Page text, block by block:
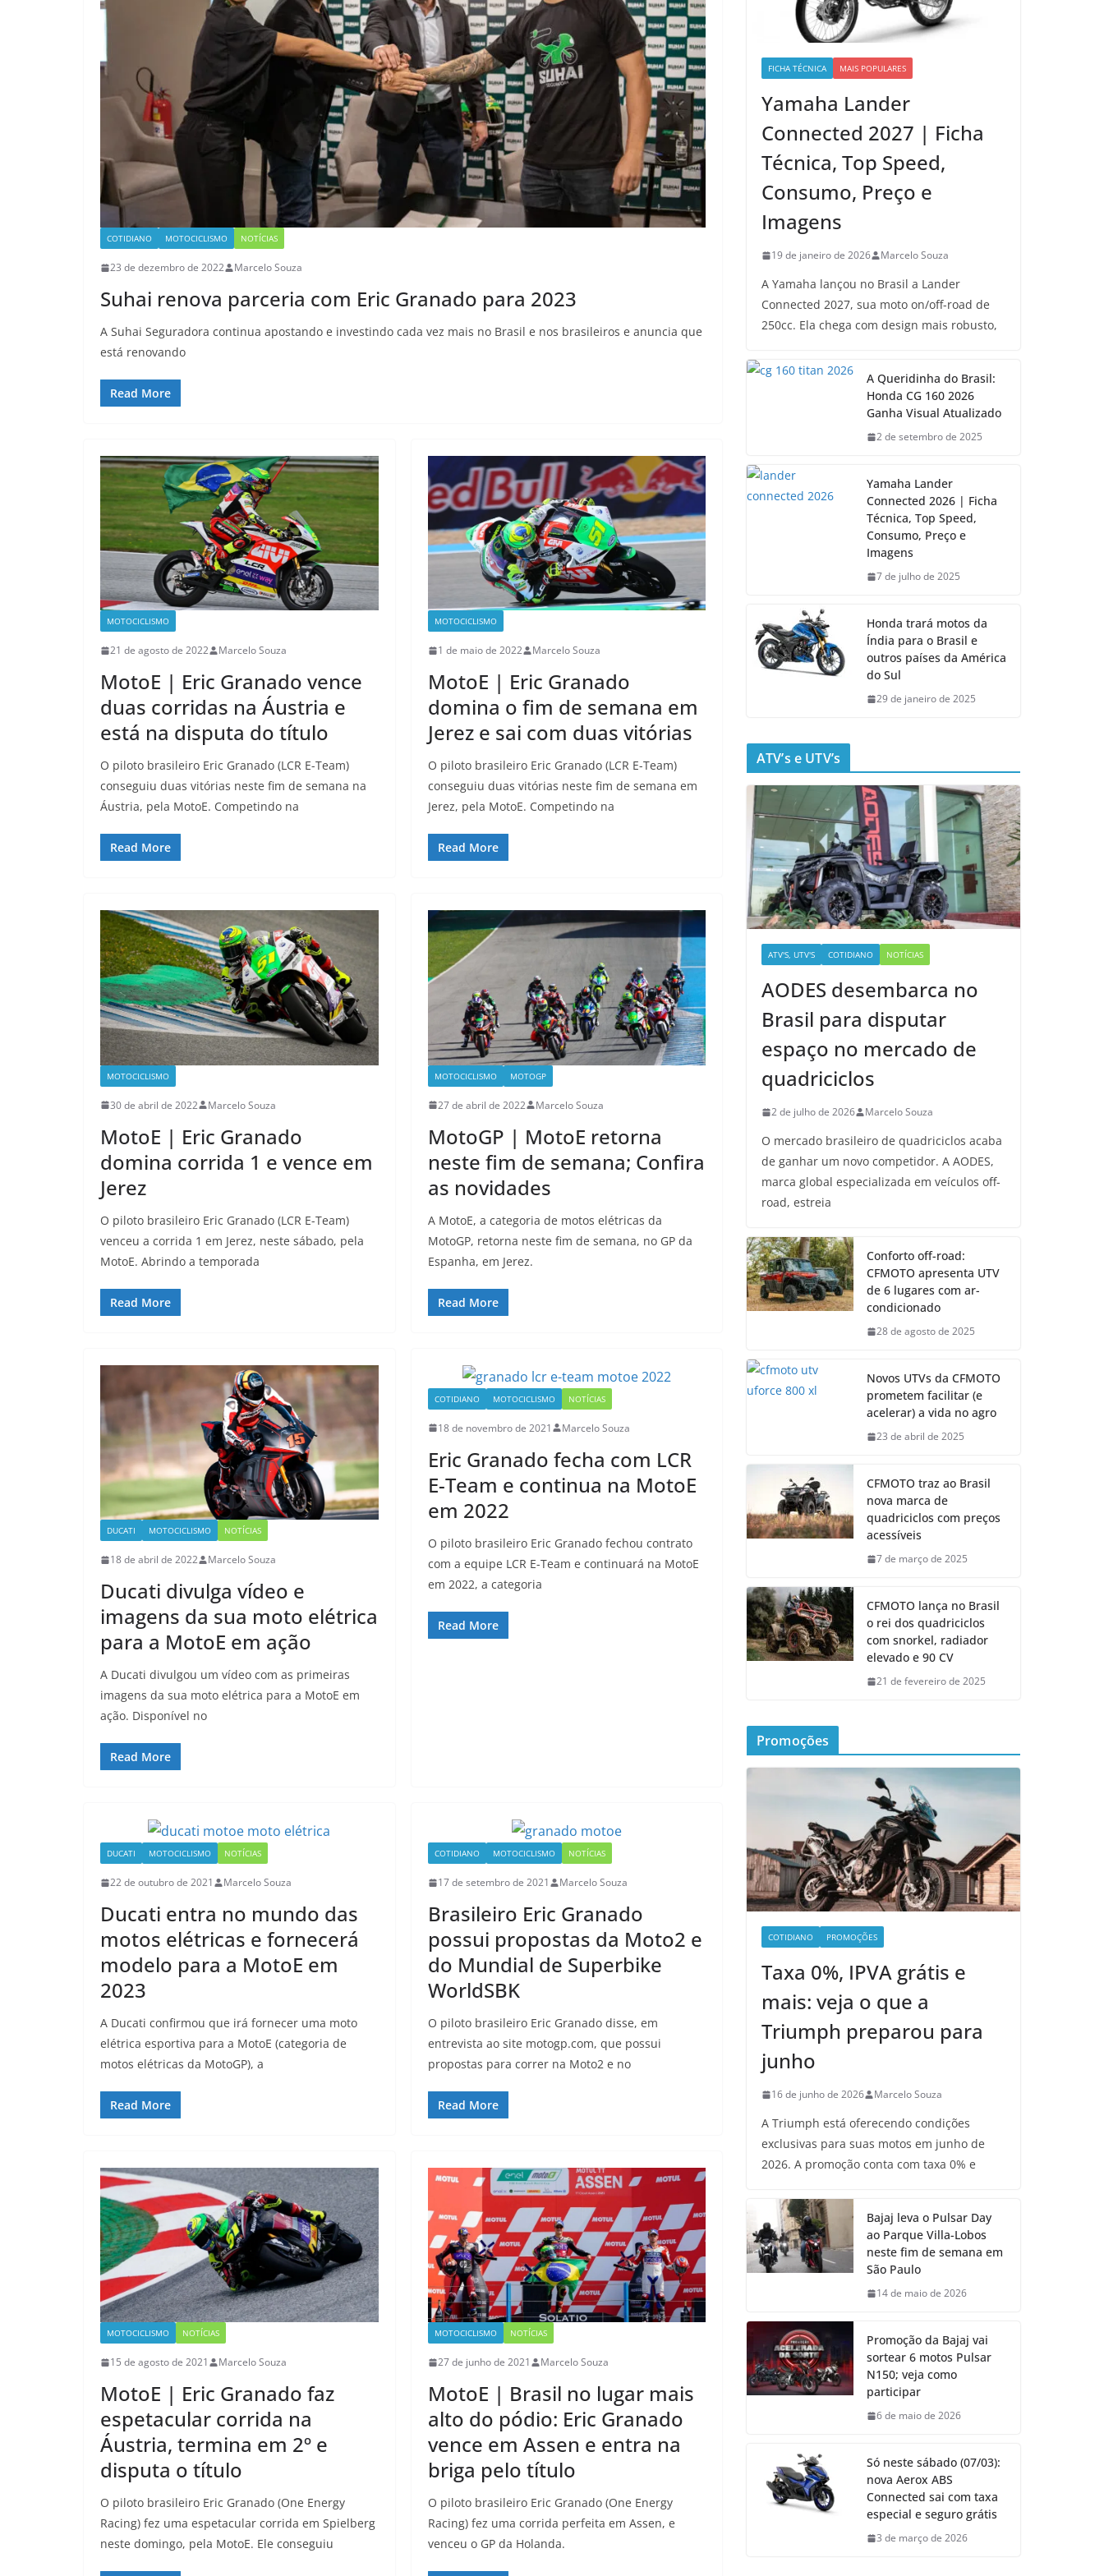
COTIDIANO MOTOCICLISMO NOTÍCIAS
23 de dezembro de 2022 Marcelo Souza
Suhai renova parceria com Eric Granado para 2023
A Suhai Seguradora continua apostando e investindo cada vez mais no Brasil e nos brasileiros e anuncia que
está renovando
Read More
MOTOCICLISMO
21 de agosto de 2022 Marcelo Souza
MotoE | Eric Granado vence
duas corridas na Áustria e
está na disputa do título
O piloto brasileiro Eric Granado (LCR E-Team)
conseguiu duas vitórias neste fim de semana na
Áustria, pela MotoE. Competindo na
Read More
MOTOCICLISMO
1 de maio de 2022 Marcelo Souza
MotoE | Eric Granado
domina o fim de semana em
Jerez e sai com duas vitórias
O piloto brasileiro Eric Granado (LCR E-Team)
conseguiu duas vitórias neste fim de semana em
Jerez, pela MotoE. Competindo na
Read More
MOTOCICLISMO
30 de abril de 2022 Marcelo Souza
MotoE | Eric Granado
domina corrida 1 e vence em
Jerez
O piloto brasileiro Eric Granado (LCR E-Team)
venceu a corrida 1 em Jerez, neste sábado, pela
MotoE. Abrindo a temporada
Read More
MOTOCICLISMO MOTOGP
27 de abril de 2022 Marcelo Souza
MotoGP | MotoE retorna
neste fim de semana; Confira
as novidades
A MotoE, a categoria de motos elétricas da
MotoGP, retorna neste fim de semana, no GP da
Espanha, em Jerez.
Read More
DUCATI MOTOCICLISMO NOTÍCIAS
18 de abril de 2022 Marcelo Souza
Ducati divulga vídeo e
imagens da sua moto elétrica
para a MotoE em ação
A Ducati divulgou um vídeo com as primeiras
imagens da sua moto elétrica para a MotoE em
ação. Disponível no
Read More
COTIDIANO MOTOCICLISMO NOTÍCIAS
18 de novembro de 2021 Marcelo Souza
Eric Granado fecha com LCR
E-Team e continua na MotoE
em 2022
O piloto brasileiro Eric Granado fechou contrato
com a equipe LCR E-Team e continuará na MotoE
em 2022, a categoria
Read More
DUCATI MOTOCICLISMO NOTÍCIAS
22 de outubro de 2021 Marcelo Souza
Ducati entra no mundo das
motos elétricas e fornecerá
modelo para a MotoE em
2023
A Ducati confirmou que irá fornecer uma moto
elétrica esportiva para a MotoE (categoria de
motos elétricas da MotoGP), a
Read More
COTIDIANO MOTOCICLISMO NOTÍCIAS
17 de setembro de 2021 Marcelo Souza
Brasileiro Eric Granado
possui propostas da Moto2 e
do Mundial de Superbike
WorldSBK
O piloto brasileiro Eric Granado disse, em
entrevista ao site motogp.com, que possui
propostas para correr na Moto2 e no
Read More
MOTOCICLISMO NOTÍCIAS
15 de agosto de 2021 Marcelo Souza
MotoE | Eric Granado faz
espetacular corrida na
Áustria, termina em 2º e
disputa o título
O piloto brasileiro Eric Granado (One Energy
Racing) fez uma espetacular corrida em Spielberg
neste domingo, pela MotoE. Ele conseguiu
MOTOCICLISMO NOTÍCIAS
27 de junho de 2021 Marcelo Souza
MotoE | Brasil no lugar mais
alto do pódio: Eric Granado
vence em Assen e entra na
briga pelo título
O piloto brasileiro Eric Granado (One Energy
Racing) fez uma corrida perfeita em Assen, e
venceu o GP da Holanda.
FICHA TÉCNICA MAIS POPULARES
Yamaha Lander
Connected 2027 | Ficha
Técnica, Top Speed,
Consumo, Preço e
Imagens
19 de janeiro de 2026 Marcelo Souza
A Yamaha lançou no Brasil a Lander
Connected 2027, sua moto on/off-road de
250cc. Ela chega com design mais robusto,
A Queridinha do Brasil:
Honda CG 160 2026
Ganha Visual Atualizado
2 de setembro de 2025
Yamaha Lander
Connected 2026 | Ficha
Técnica, Top Speed,
Consumo, Preço e
Imagens
7 de julho de 2025
Honda trará motos da
Índia para o Brasil e
outros países da América
do Sul
29 de janeiro de 2025
ATV’s e UTV’s
ATV'S, UTV'S COTIDIANO NOTÍCIAS
AODES desembarca no
Brasil para disputar
espaço no mercado de
quadriciclos
2 de julho de 2026 Marcelo Souza
O mercado brasileiro de quadriciclos acaba
de ganhar um novo competidor. A AODES,
marca global especializada em veículos off-
road, estreia
Conforto off-road:
CFMOTO apresenta UTV
de 6 lugares com ar-
condicionado
28 de agosto de 2025
Novos UTVs da CFMOTO
prometem facilitar (e
acelerar) a vida no agro
23 de abril de 2025
CFMOTO traz ao Brasil
nova marca de
quadriciclos com preços
acessíveis
7 de março de 2025
CFMOTO lança no Brasil
o rei dos quadriciclos
com snorkel, radiador
elevado e 90 CV
21 de fevereiro de 2025
Promoções
COTIDIANO PROMOÇÕES
Taxa 0%, IPVA grátis e
mais: veja o que a
Triumph preparou para
junho
16 de junho de 2026 Marcelo Souza
A Triumph está oferecendo condições
exclusivas para suas motos em junho de
2026. A promoção conta com taxa 0% e
Bajaj leva o Pulsar Day
ao Parque Villa-Lobos
neste fim de semana em
São Paulo
14 de maio de 2026
Promoção da Bajaj vai
sortear 6 motos Pulsar
N150; veja como
participar
6 de maio de 2026
Só neste sábado (07/03):
nova Aerox ABS
Connected sai com taxa
especial e seguro grátis
3 de março de 2026